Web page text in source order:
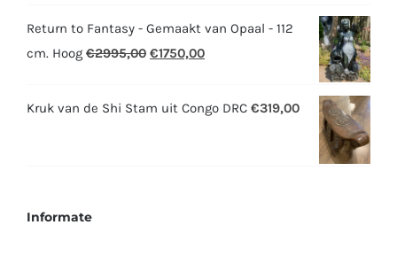
Return to Fantasy - Gemaakt van Opaal - 112
cm. Hoog €2995,00 Oorspronkelijke
was:
€1750,00Huidige
is:
Kruk van de Shi Stam uit Congo DRC €319,00
Informate